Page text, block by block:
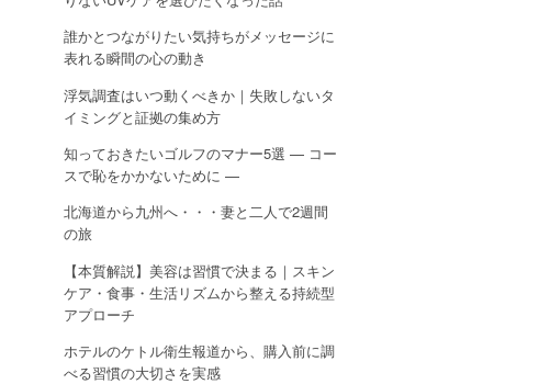
誰かとつながりたい気持ちがメッセージに
表れる瞬間の心の動き
浮気調査はいつ動くべきか｜失敗しないタ
イミングと証拠の集め方
知っておきたいゴルフのマナー5選 — コー
スで恥をかかないために —
北海道から九州へ・・・妻と二人で2週間
の旅
【本質解説】美容は習慣で決まる｜スキン
ケア・食事・生活リズムから整える持続型
アプローチ
ホテルのケトル衛生報道から、購入前に調
べる習慣の大切さを実感